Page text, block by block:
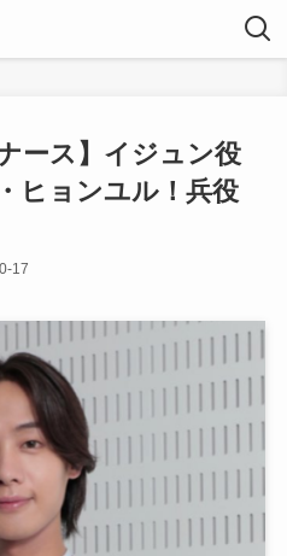
ース】イジュン役
ヒョンユル！兵役
17